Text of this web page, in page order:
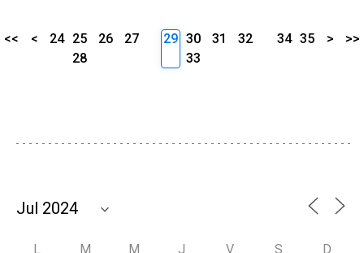
<< < 24 25 26
27
28
29 30 31
32
33
34 35 > >>
L M M J V S D